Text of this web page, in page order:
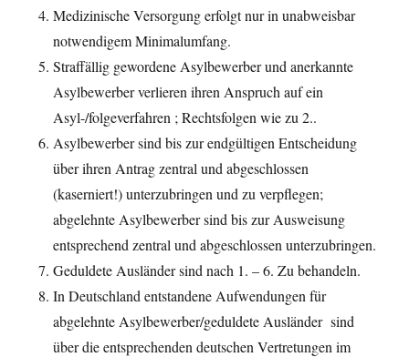
Medizinische Versorgung erfolgt nur in unabweisbar
notwendigem Minimalumfang.
Straffällig gewordene Asylbewerber und anerkannte
Asylbewerber verlieren ihren Anspruch auf ein
Asyl-/folgeverfahren ; Rechtsfolgen wie zu 2..
Asylbewerber sind bis zur endgültigen Entscheidung
über ihren Antrag zentral und abgeschlossen
(kaserniert!) unterzubringen und zu verpflegen;
abgelehnte Asylbewerber sind bis zur Ausweisung
entsprechend zentral und abgeschlossen unterzubringen.
Geduldete Ausländer sind nach 1. – 6. Zu behandeln.
In Deutschland entstandene Aufwendungen für
abgelehnte Asylbewerber/geduldete Ausländer sind
über die entsprechenden deutschen Vertretungen im